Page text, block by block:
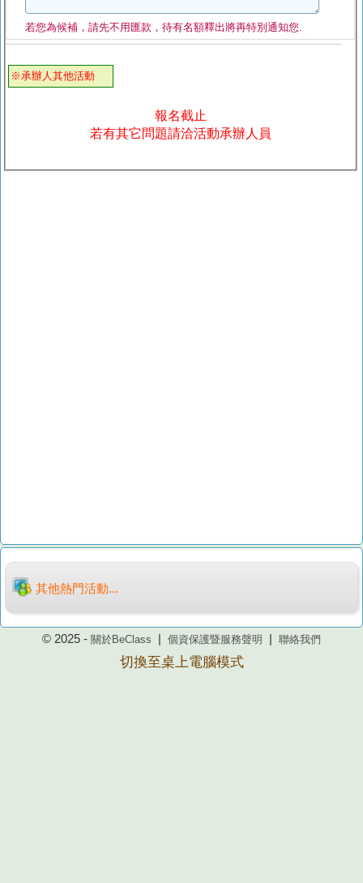
若您為候補，請先不用匯款，待有名額釋出將再特別通知您.
※承辦人其他活動
報名截止
若有其它問題請洽活動承辦人員
其他熱門活動...
© 2025 - 關於BeClass | 個資保護暨服務聲明 | 聯絡我們
切換至桌上電腦模式